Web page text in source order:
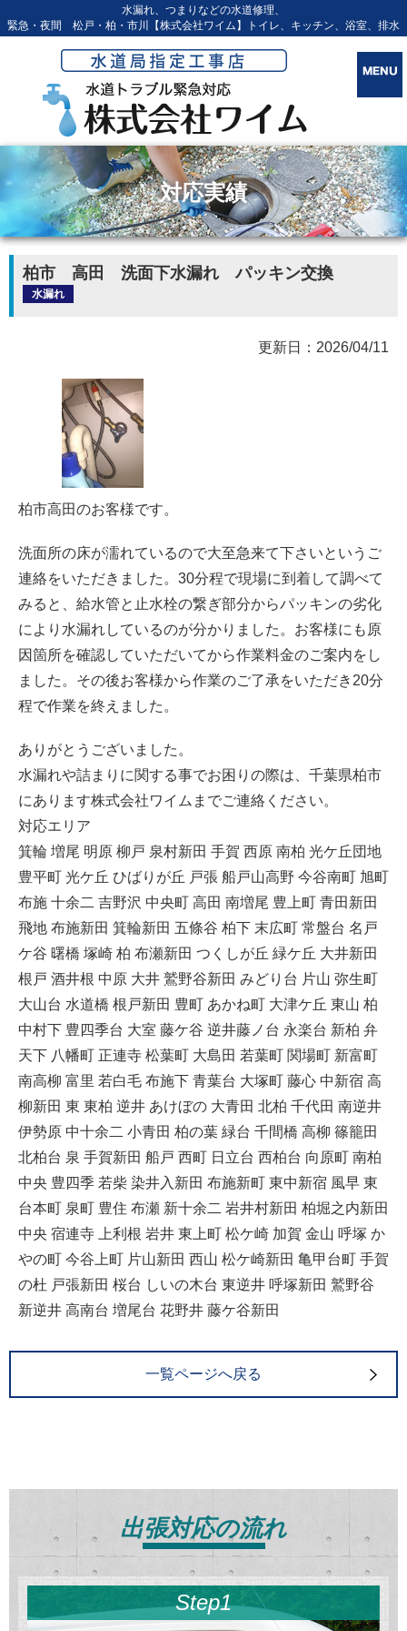
水漏れ、つまりなどの水道修理、
緊急・夜間 松戸・柏・市川【株式会社ワイム】トイレ、キッチン、浴室、排水
対応実績
柏市 高田 洗面下水漏れ パッキン交換
水漏れ
更新日：2026/04/11
柏市高田のお客様です。
洗面所の床が濡れているので大至急来て下さいというご
連絡をいただきました。30分程で現場に到着して調べて
みると、給水管と止水栓の繋ぎ部分からパッキンの劣化
により水漏れしているのが分かりました。お客様にも原
因箇所を確認していただいてから作業料金のご案内をし
ました。その後お客様から作業のご了承をいただき20分
程で作業を終えました。
ありがとうございました。
水漏れや詰まりに関する事でお困りの際は、千葉県柏市
にあります株式会社ワイムまでご連絡ください。
対応エリア
箕輪 増尾 明原 柳戸 泉村新田 手賀 西原 南柏 光ケ丘団地
豊平町 光ケ丘 ひばりが丘 戸張 船戸山高野 今谷南町 旭町
布施 十余二 吉野沢 中央町 高田 南増尾 豊上町 青田新田
飛地 布施新田 箕輪新田 五條谷 柏下 末広町 常盤台 名戸
ケ谷 曙橋 塚崎 柏 布瀬新田 つくしが丘 緑ケ丘 大井新田
根戸 酒井根 中原 大井 鷲野谷新田 みどり台 片山 弥生町
大山台 水道橋 根戸新田 豊町 あかね町 大津ケ丘 東山 柏
中村下 豊四季台 大室 藤ケ谷 逆井藤ノ台 永楽台 新柏 弁
天下 八幡町 正連寺 松葉町 大島田 若葉町 関場町 新富町
南高柳 富里 若白毛 布施下 青葉台 大塚町 藤心 中新宿 高
柳新田 東 東柏 逆井 あけぼの 大青田 北柏 千代田 南逆井
伊勢原 中十余二 小青田 柏の葉 緑台 千間橋 高柳 篠籠田
北柏台 泉 手賀新田 船戸 西町 日立台 西柏台 向原町 南柏
中央 豊四季 若柴 染井入新田 布施新町 東中新宿 風早 東
台本町 泉町 豊住 布瀬 新十余二 岩井村新田 柏堀之内新田
中央 宿連寺 上利根 岩井 東上町 松ケ崎 加賀 金山 呼塚 か
やの町 今谷上町 片山新田 西山 松ケ崎新田 亀甲台町 手賀
の杜 戸張新田 桜台 しいの木台 東逆井 呼塚新田 鷲野谷
新逆井 高南台 増尾台 花野井 藤ケ谷新田
一覧ページへ戻る
出張対応の流れ
Step1